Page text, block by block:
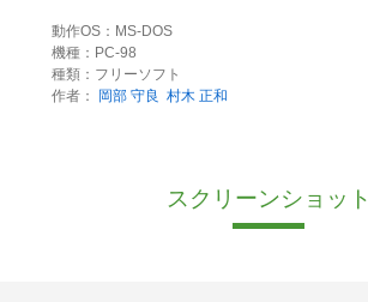
動作OS：MS-DOS
機種：PC-98
種類：フリーソフト
作者：
岡部 守良 村木 正和
スクリーンショット